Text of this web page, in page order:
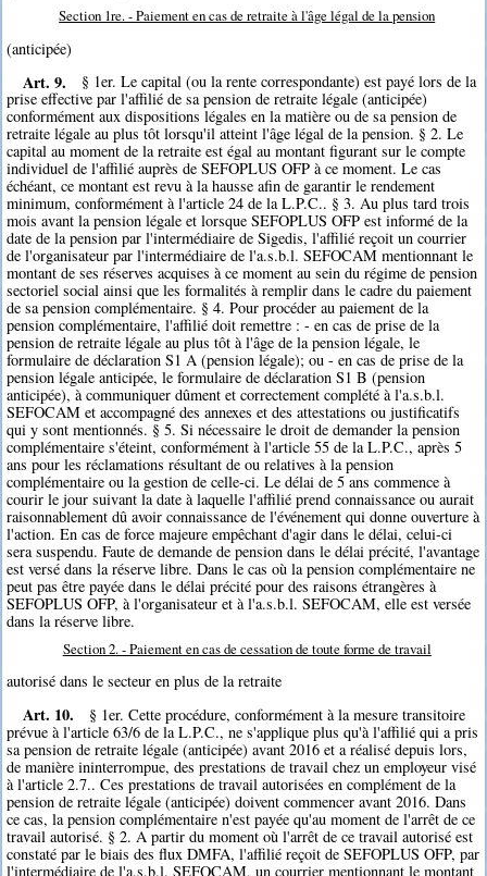
Section 1re. - Paiement en cas de retraite à l'âge légal de la pension
(anticipée)
Art. 9.
§ 1er. Le capital (ou la rente correspondante) est payé lors de la
prise effective par l'affilié de sa pension de retraite légale (anticipée)
conformément aux dispositions légales en la matière ou de sa pension de
retraite légale au plus tôt lorsqu'il atteint l'âge légal de la pension. § 2. Le
capital au moment de la retraite est égal au montant figurant sur le compte
individuel de l'affilié auprès de SEFOPLUS OFP à ce moment. Le cas
échéant, ce montant est revu à la hausse afin de garantir le rendement
minimum, conformément à l'article 24 de la L.P.C.. § 3. Au plus tard trois
mois avant la pension légale et lorsque SEFOPLUS OFP est informé de la
date de la pension par l'intermédiaire de Sigedis, l'affilié reçoit un courrier
de l'organisateur par l'intermédiaire de l'a.s.b.l. SEFOCAM mentionnant le
montant de ses réserves acquises à ce moment au sein du régime de pension
sectoriel social ainsi que les formalités à remplir dans le cadre du paiement
de sa pension complémentaire. § 4. Pour procéder au paiement de la
pension complémentaire, l'affilié doit remettre : - en cas de prise de la
pension de retraite légale au plus tôt à l'âge de la pension légale, le
formulaire de déclaration S1 A (pension légale); ou - en cas de prise de la
pension légale anticipée, le formulaire de déclaration S1 B (pension
anticipée), à communiquer dûment et correctement complété à l'a.s.b.l.
SEFOCAM et accompagné des annexes et des attestations ou justificatifs
qui y sont mentionnés. § 5. Si nécessaire le droit de demander la pension
complémentaire s'éteint, conformément à l'article 55 de la L.P.C., après 5
ans pour les réclamations résultant de ou relatives à la pension
complémentaire ou la gestion de celle-ci. Le délai de 5 ans commence à
courir le jour suivant la date à laquelle l'affilié prend connaissance ou aurait
raisonnablement dû avoir connaissance de l'événement qui donne ouverture à
l'action. En cas de force majeure empêchant d'agir dans le délai, celui-ci
sera suspendu. Faute de demande de pension dans le délai précité, l'avantage
est versé dans la réserve libre. Dans le cas où la pension complémentaire ne
peut pas être payée dans le délai précité pour des raisons étrangères à
SEFOPLUS OFP, à l'organisateur et à l'a.s.b.l. SEFOCAM, elle est versée
dans la réserve libre.
Section 2. - Paiement en cas de cessation de toute forme de travail
autorisé dans le secteur en plus de la retraite
Art. 10.
§ 1er. Cette procédure, conformément à la mesure transitoire
prévue à l'article 63/6 de la L.P.C., ne s'applique plus qu'à l'affilié qui a pris
sa pension de retraite légale (anticipée) avant 2016 et a réalisé depuis lors,
de manière ininterrompue, des prestations de travail chez un employeur visé
à l'article 2.7.. Ces prestations de travail autorisées en complément de la
pension de retraite légale (anticipée) doivent commencer avant 2016. Dans
ce cas, la pension complémentaire n'est payée qu'au moment de l'arrêt de ce
travail autorisé. § 2. A partir du moment où l'arrêt de ce travail autorisé est
constaté par le biais des flux DMFA, l'affilié reçoit de SEFOPLUS OFP, par
l'intermédiaire de l'a.s.b.l. SEFOCAM, un courrier mentionnant le montant